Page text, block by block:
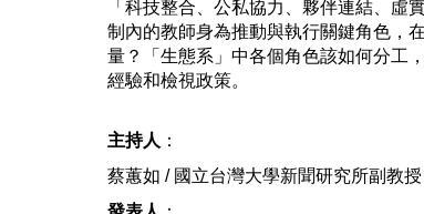
「科技整合、公私協力、夥伴連結、
制內的教師身為推動與執行關鍵角色，
量？「生態系」中各個角色該如何分工
經驗和檢視政策。
主持人 ：
蔡蕙如 / 國立台灣大學新聞研究所副教授